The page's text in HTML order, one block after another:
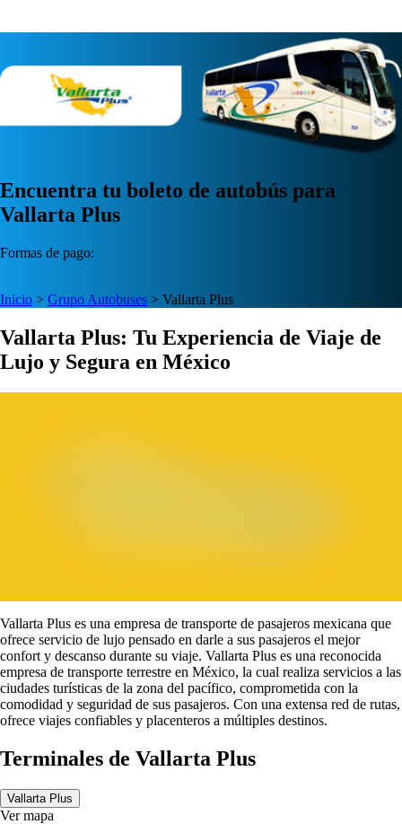
Encuentra tu boleto de autobús para
Vallarta Plus
Formas de pago:
Inicio > Grupo Autobuses > Vallarta Plus
Vallarta Plus: Tu Experiencia de Viaje de
Lujo y Segura en México
Vallarta Plus es una empresa de transporte de pasajeros mexicana que
ofrece servicio de lujo pensado en darle a sus pasajeros el mejor
confort y descanso durante su viaje. Vallarta Plus es una reconocida
empresa de transporte terrestre en México, la cual realiza servicios a las
ciudades turísticas de la zona del pacífico, comprometida con la
comodidad y seguridad de sus pasajeros. Con una extensa red de rutas,
ofrece viajes confiables y placenteros a múltiples destinos.
Terminales de Vallarta Plus
Vallarta Plus
Ver mapa